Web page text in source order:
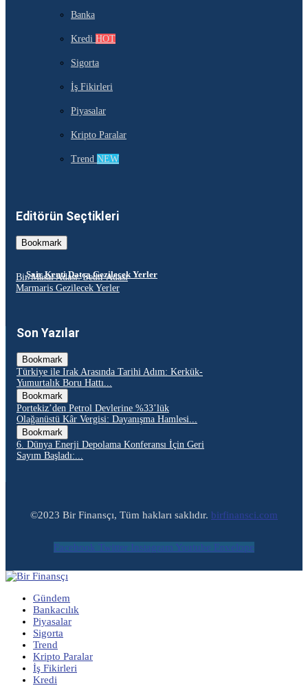
Banka
Kredi HOT
Sigorta
İş Fikirleri
Piyasalar
Kripto Paralar
Trend NEW
Editörün Seçtikleri
Bookmark
Şair Kenti Datça Gezilecek Yerler
Bir Masal Adası: Sedir Adası
Marmaris Gezilecek Yerler
Son Yazılar
Bookmark
Türkiye ile Irak Arasında Tarihi Adım: Kerkük-
Yumurtalık Boru Hattı...
Bookmark
Portekiz’den Petrol Devlerine %33’lük
Olağanüstü Kâr Vergisi: Dayanışma Hamlesi...
Bookmark
6. Dünya Enerji Depolama Konferansı İçin Geri
Sayım Başladı:...
©2023 Bir Finansçı, Tüm hakları saklıdır. birfinansci.com
Facebook Twitter Instagram Youtube Envelope
Gündem
Bankacılık
Piyasalar
Sigorta
Trend
Kripto Paralar
İş Fikirleri
Kredi